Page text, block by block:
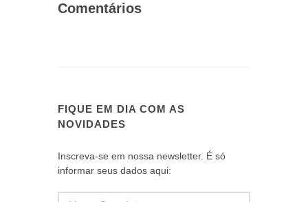
Comentários
FIQUE EM DIA COM AS
NOVIDADES
Inscreva-se em nossa newsletter. É só
informar seus dados aqui: